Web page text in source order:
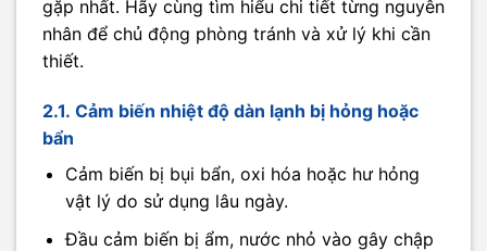
gặp nhất. Hãy cùng tìm hiểu chi tiết từng nguyên
nhân để chủ động phòng tránh và xử lý khi cần
thiết.
2.1. Cảm biến nhiệt độ dàn lạnh bị hỏng hoặc
bẩn
Cảm biến bị bụi bẩn, oxi hóa hoặc hư hỏng
vật lý do sử dụng lâu ngày.
Đầu cảm biến bị ẩm, nước nhỏ vào gây chập